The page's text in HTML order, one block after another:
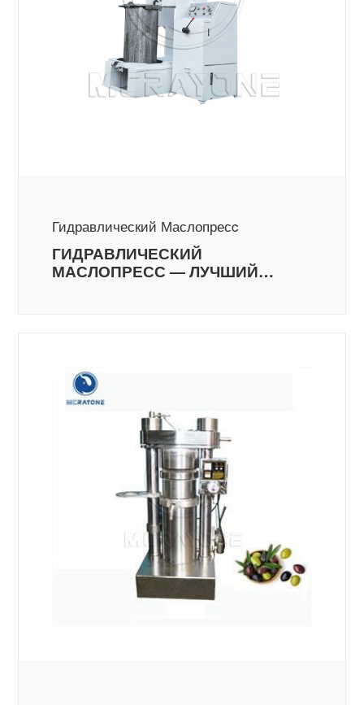
Гидравлический Маслопресc
ГИДРАВЛИЧЕСКИЙ
МАСЛОПРЕСС — ЛУЧШИЙ